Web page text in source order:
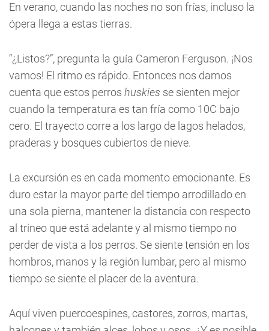
En verano, cuando las noches no son frías, incluso la
ópera llega a estas tierras.
“¿Listos?”, pregunta la guía Cameron Ferguson. ¡Nos
vamos! El ritmo es rápido. Entonces nos damos
cuenta que estos perros huskies se sienten mejor
cuando la temperatura es tan fría como 10C bajo
cero. El trayecto corre a los largo de lagos helados,
praderas y bosques cubiertos de nieve.
La excursión es en cada momento emocionante. Es
duro estar la mayor parte del tiempo arrodillado en
una sola pierna, mantener la distancia con respecto
al trineo que está adelante y al mismo tiempo no
perder de vista a los perros. Se siente tensión en los
hombros, manos y la región lumbar, pero al mismo
tiempo se siente el placer de la aventura.
Aquí viven puercoespines, castores, zorros, martas,